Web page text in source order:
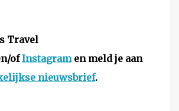
Travel
ofInstagramen meld je aan
nieuwsbrief.